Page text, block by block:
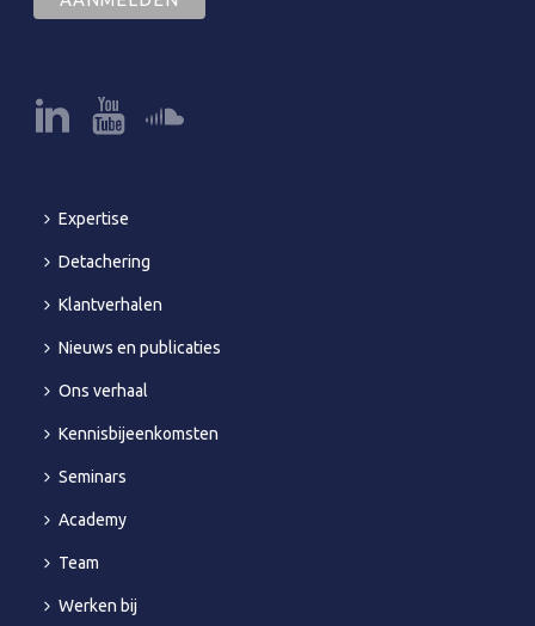
Expertise
Detachering
Klantverhalen
Nieuws en publicaties
Ons verhaal
Kennisbijeenkomsten
Seminars
Academy
Team
Werken bij